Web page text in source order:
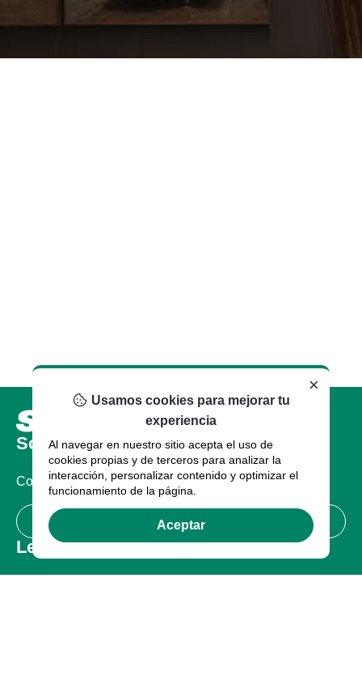
Sobre nosotros
Compañia
Certificaciones
Legal
×
Usamos cookies para mejorar tu
experiencia
Al navegar en nuestro sitio acepta el uso de
cookies propias y de terceros para analizar la
interacción, personalizar contenido y optimizar el
funcionamiento de la página.
Aceptar